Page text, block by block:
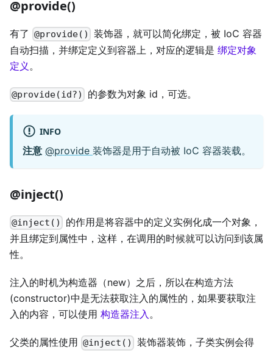
@provide()
有了 @provide()
装饰器，就可以简化绑定，被 IoC 容器
自动扫描，并绑定定义到容器上，对应的逻辑是 绑定对象
定义 。
@provide(id?) 的参数为对象 id，可选。
INFO
注意 @provide 装饰器是用于自动被 IoC 容器装载。
@inject()
@inject()
的作用是将容器中的定义实例化成一个对象，
并且绑定到属性中，这样，在调用的时候就可以访问到该属
性。
注入的时机为构造器（new）之后，所以在构造方法
(constructor)中是无法获取注入的属性的，如果要获取注
入的内容，可以使用 构造器注入。
父类的属性使用 @inject()
装饰器装饰，子类实例会得